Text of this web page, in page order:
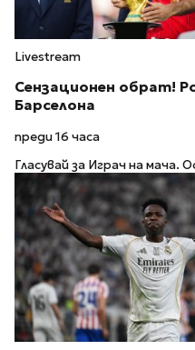
Livestream
Сензационен обрат!
Барселона
преди 16 часа
Гласувай за Играч на